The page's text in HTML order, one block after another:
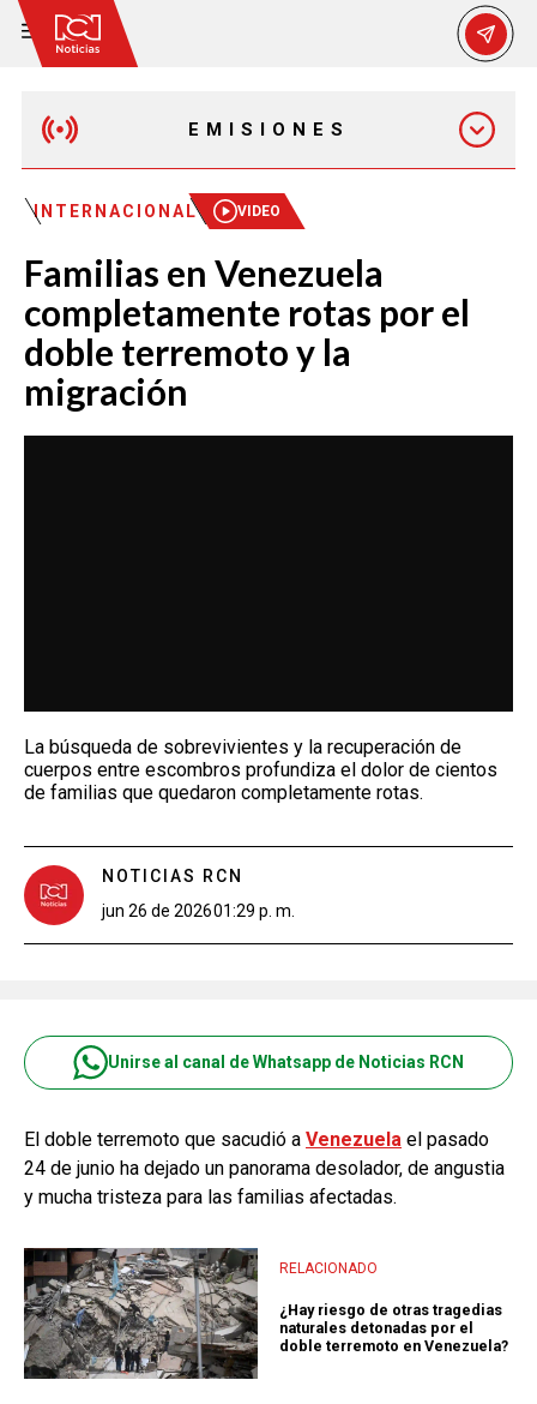
EMISIONES
EMISIÓN 12:30 PM
EMISIÓN 7:00 PM
INTERNACIONAL VIDEO
Familias en Venezuela
completamente rotas por el
doble terremoto y la
migración
La búsqueda de sobrevivientes y la recuperación de
cuerpos entre escombros profundiza el dolor de cientos
de familias que quedaron completamente rotas.
NOTICIAS RCN
jun 26 de 202601:29 p. m.
Unirse al canal de Whatsapp de Noticias RCN
El doble terremoto que sacudió a Venezuela el pasado
24 de junio ha dejado un panorama desolador, de angustia
y mucha tristeza para las familias afectadas.
RELACIONADO
¿Hay riesgo de otras tragedias
naturales detonadas por el
doble terremoto en Venezuela?